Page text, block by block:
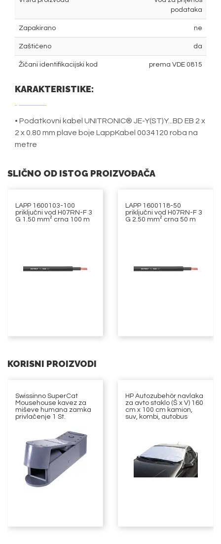
podataka
Zapakirano ne
Zaštićeno da
Žičani identifikacijski kod prema VDE 0815
KARAKTERISTIKE:
• Podatkovni kabel UNITRONIC® JE-Y(ST)Y...BD EB 2 x
2 x 0.80 mm plave boje LappKabel 0034120 roba na
metre
SLIČNO OD ISTOG PROIZVOĐAČA
LAPP 1600103-100
priključni vod H07RN-F 3
G 1.50 mm² crna 100 m
LAPP 1600118-50
priključni vod H07RN-F 3
G 2.50 mm² crna 50 m
KORISNI PROIZVODI
Swissinno SuperCat
Mousehouse kavez za
miševe humana zamka
privlačenje 1 St.
HP Autozubehör navlaka
za avto staklo (Š x V) 160
cm x 100 cm kamion,
suv, kombi, autobus